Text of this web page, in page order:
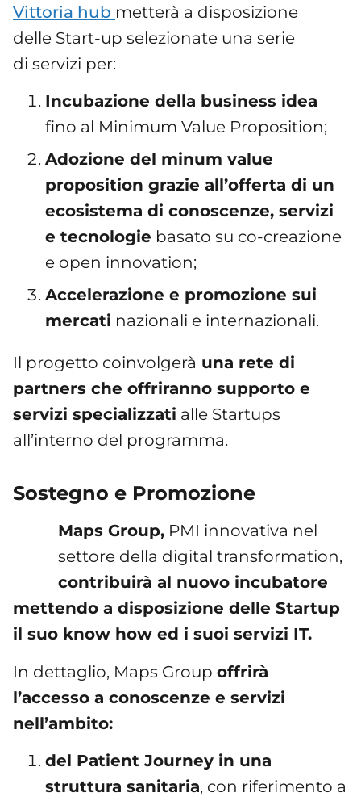
Vittoria hub metterà a disposizione
delle Start-up selezionate una serie
di servizi per:
Incubazione della business idea
fino al Minimum Value Proposition;
Adozione del minum value
proposition grazie all’offerta di un
ecosistema di conoscenze, servizi
e tecnologie basato su co-creazione
e open innovation;
Accelerazione e promozione sui
mercati nazionali e internazionali.
Il progetto coinvolgerà una rete di
partners che offriranno supporto e
servizi specializzati alle Startups
all’interno del programma.
Sostegno e Promozione
Maps Group, PMI innovativa nel
settore della digital transformation,
contribuirà al nuovo incubatore
mettendo a disposizione delle Startup
il suo know how ed i suoi servizi IT.
In dettaglio, Maps Group offrirà
l’accesso a conoscenze e servizi
nell’ambito:
del Patient Journey in una
struttura sanitaria, con riferimento a